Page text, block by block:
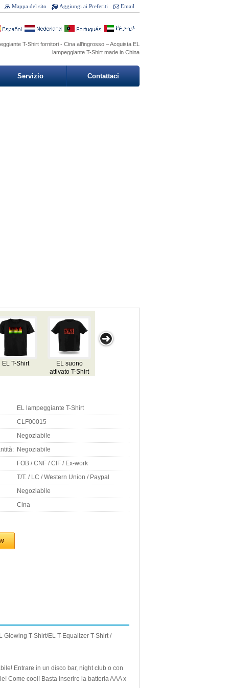
Email
Aggiungi ai Preferiti
Mappa del sito
T-Shirt fornitori - Cina all'ingrosso – Acquista EL
lampeggiante T-Shirt made in China
Servizio Contattaci
EL T-Shirt
EL suono
attivato T-Shirt
EL lampeggiante T-Shirt
CLF00015
Negoziabile
Negoziabile
FOB / CNF / CIF / Ex-work
T/T. / LC / Western Union / Paypal
Negoziabile
Cina
Glowing T-Shirt/EL T-Equalizer T-Shirt /
Entrare in un disco bar, night club o con
Come cool! Basta inserire la batteria AAA x